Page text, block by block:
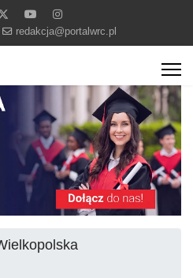
redakcja@portalwrc.pl